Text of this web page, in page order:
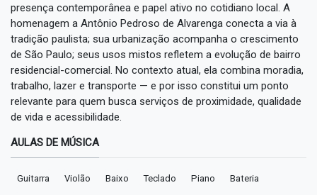
presença contemporânea e papel ativo no cotidiano local. A
homenagem a Antônio Pedroso de Alvarenga conecta a via à
tradição paulista; sua urbanização acompanha o crescimento
de São Paulo; seus usos mistos refletem a evolução de bairro
residencial-comercial. No contexto atual, ela combina moradia,
trabalho, lazer e transporte — e por isso constitui um ponto
relevante para quem busca serviços de proximidade, qualidade
de vida e acessibilidade.
AULAS DE MÚSICA
Guitarra Violão Baixo Teclado Piano Bateria